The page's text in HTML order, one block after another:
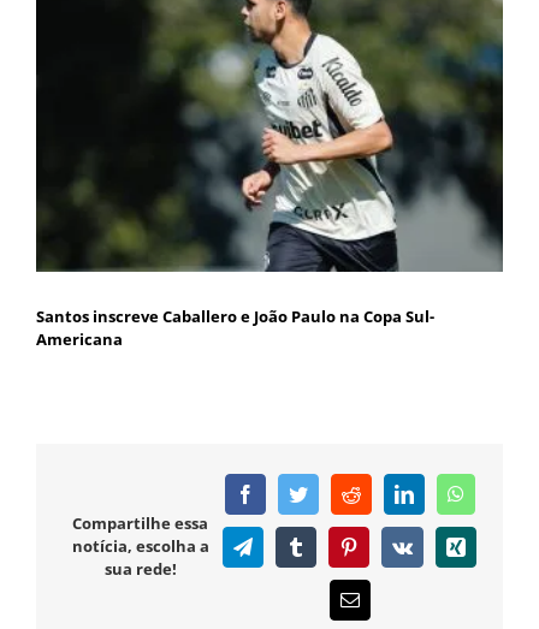
Santos inscreve Caballero e João Paulo na Copa Sul-
Americana
Compartilhe essa
notícia, escolha a
sua rede!
FacebookTwitterRedditLinkedIn
TelegramTumblr PinterestVk Xing
E-
mail